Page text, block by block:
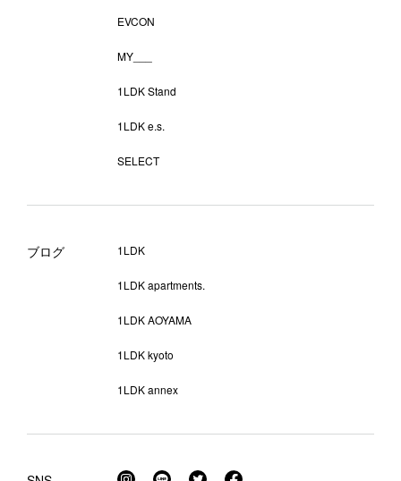
EVCON
MY___
1LDK Stand
1LDK e.s.
SELECT
ブログ 1LDK
1LDK apartments.
1LDK AOYAMA
1LDK kyoto
1LDK annex